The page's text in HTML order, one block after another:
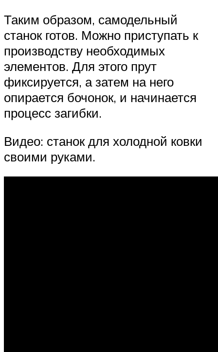
Таким образом, самодельный
станок готов. Можно приступать к
производству необходимых
элементов. Для этого прут
фиксируется, а затем на него
опирается бочонок, и начинается
процесс загибки.
Видео: станок для холодной ковки
своими руками.